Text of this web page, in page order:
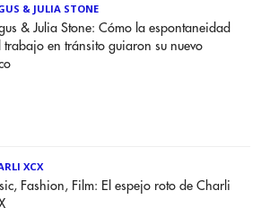
& JULIA STONE
& Julia Stone: Cómo la espontaneidad
trabajo en tránsito guiaron su nuevo
XCX
Fashion, Film: El espejo roto de Charli